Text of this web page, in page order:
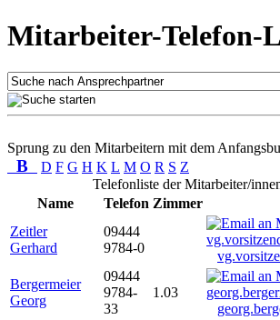
Mitarbeiter-Telefon-
Sprung zu den Mitarbeitern mit dem
B D F G H K L M O R S Z
Telefonliste der Mitarbeiter/
Name
Telefon Zimmer
Zeitler
Gerhard
09444
9784-0
Bergermeier
Georg
09444
9784-
33
1.03